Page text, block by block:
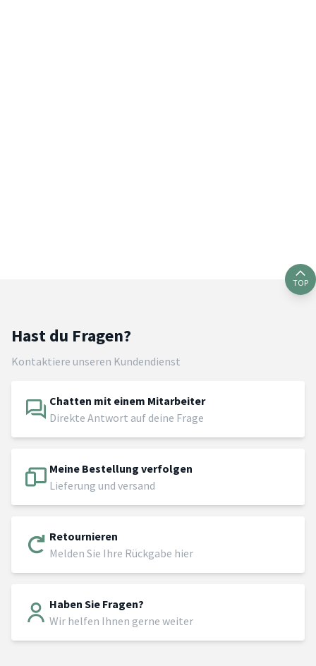
TOP
Hast du Fragen?
Kontaktiere unseren Kundendienst
Chatten mit einem Mitarbeiter
Direkte Antwort auf deine Frage
Meine Bestellung verfolgen
Lieferung und versand
Retournieren
Melden Sie Ihre Rückgabe hier
Haben Sie Fragen?
Wir helfen Ihnen gerne weiter